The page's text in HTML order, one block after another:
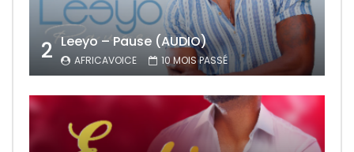
2 Leeyo – Pause (AUDIO)
AFRICAVOICE 10 MOIS PASSÉ